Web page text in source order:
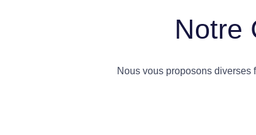
Notre
Nous vous proposons diverses